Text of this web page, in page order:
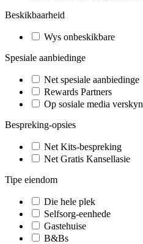
Beskikbaarheid
Wys onbeskikbare
Spesiale aanbiedinge
Net spesiale aanbiedinge
Rewards Partners
Op sosiale media verskyn
Bespreking-opsies
Net Kits-bespreking
Net Gratis Kansellasie
Tipe eiendom
Die hele plek
Selfsorg-eenhede
Gastehuise
B&Bs